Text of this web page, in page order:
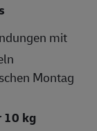
mit
Montag
10 kg